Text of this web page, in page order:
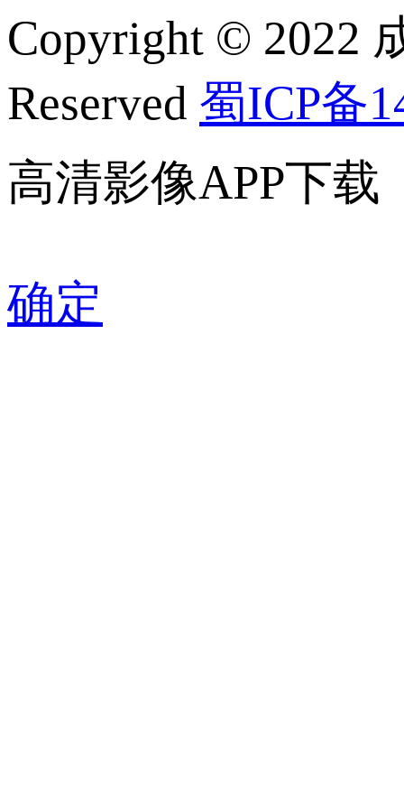
Copyright © 2022
Reserved 蜀ICP备
高清影像APP下载
确定